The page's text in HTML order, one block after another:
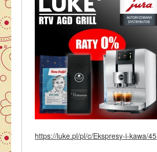
https://luke.pl/pl/c/Ekspresy-i-kawa/45